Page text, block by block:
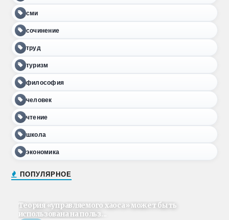
сми
сочинение
труд
туризм
философия
человек
чтение
школа
экономика
ПОПУЛЯРНОЕ
Теория «управляемого хаоса» может быть
использована на польз...